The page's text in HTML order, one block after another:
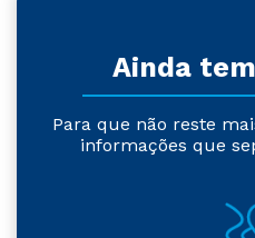
Ainda
Para que não reste
informações que